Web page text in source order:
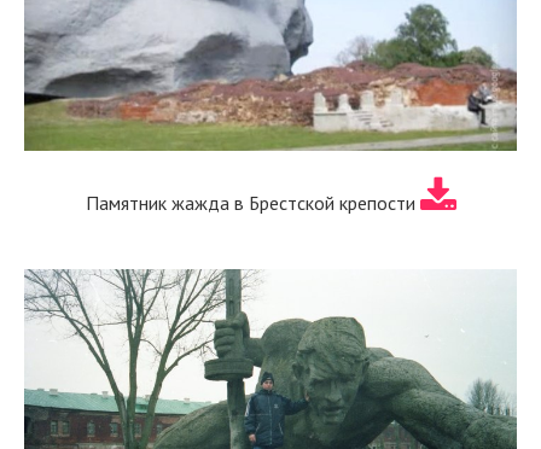
Памятник жажда в Брестской крепости